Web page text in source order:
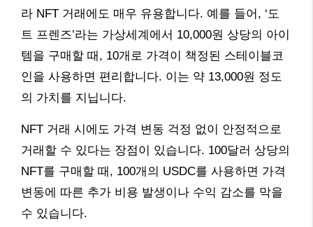
라 NFT 거래에도 매우 유용합니다. 예를 들어, ‘도
트 프렌즈’라는 가상세계에서 10,000원 상당의 아이
템을 구매할 때, 10개로 가격이 책정된 스테이블코
인을 사용하면 편리합니다. 이는 약 13,000원 정도
의 가치를 지닙니다.
NFT 거래 시에도 가격 변동 걱정 없이 안정적으로
거래할 수 있다는 장점이 있습니다. 100달러 상당의
NFT를 구매할 때, 100개의 USDC를 사용하면 가격
변동에 따른 추가 비용 발생이나 수익 감소를 막을
수 있습니다.